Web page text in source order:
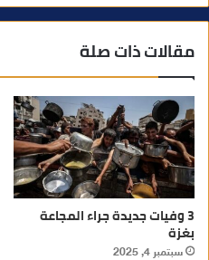
مقالات ذات صلة
3 وفيات جديدة جراء المجاعة
بغزة
سبتمبر 4, 2025